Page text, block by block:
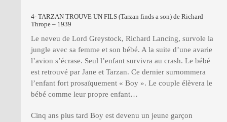
4- TARZAN TROUVE UN FILS (Tarzan finds a son) de Richard
Thrope – 1939
Le neveu de Lord Greystock, Richard Lancing, survole la
jungle avec sa femme et son bébé. A la suite d’une avarie
l’avion s’écrase. Seul l’enfant survivra au crash. Le bébé
est retrouvé par Jane et Tarzan. Ce dernier surnommera
l’enfant fort prosaïquement « Boy ». Le couple élèvera le
bébé comme leur propre enfant…
Cinq ans plus tard Boy est devenu un jeune garçon